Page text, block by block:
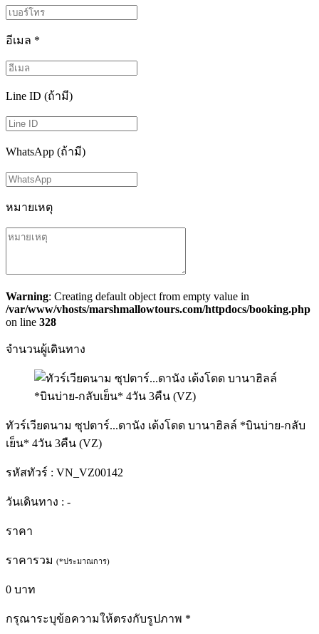
อีเมล *
Line ID (ถ้ามี)
WhatsApp (ถ้ามี)
หมายเหตุ
Warning: Creating default object from empty value in
/var/www/vhosts/marshmallowtours.com/httpdocs/booking.php
on line 328
จำนวนผู้เดินทาง
ทัวร์เวียดนาม ซุปตาร์...ดานัง เด้งโดด บานาฮิลล์ *บินบ่าย-กลับ
เย็น* 4วัน 3คืน (VZ)
รหัสทัวร์ : VN_VZ00142
วันเดินทาง : -
ราคา
ราคารวม (*ประมาณการ)
0 บาท
กรุณาระบุข้อความให้ตรงกับรูปภาพ *